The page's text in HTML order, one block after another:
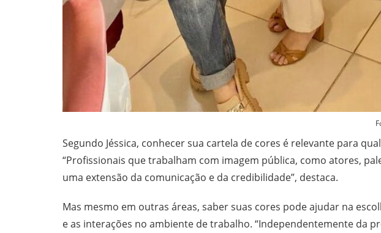
Segundo Jéssica, conhecer sua cartela de cores é relevante para
“Profissionais que trabalham com imagem pública, como atores,
uma extensão da comunicação e da credibilidade”, destaca.
Mas mesmo em outras áreas, saber suas cores pode ajudar na
e as interações no ambiente de trabalho. “Independentemente da